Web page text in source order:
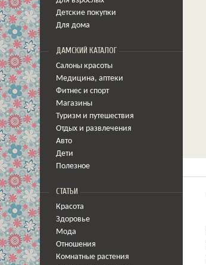
Детские покупки
Для дома
ДАМСКИЙ КАТАЛОГ
Салоны красоты
Медицина, аптеки
Фитнес и спорт
Магазины
Туризм и путешествия
Отдых и развлечения
Авто
Дети
Полезное
СТАТЬИ
Красота
Здоровье
Мода
Отношения
Комнатные растения